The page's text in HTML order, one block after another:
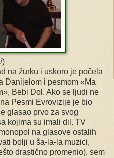
)
na žurku i uskoro je počela
Danijelom i pesmom «Ma
Bebi Dol. Ako se ljudi ne
Pesmi Evrovizije je bio
glasao prvo za svog
kojima su imali dil. TV
na glasove ostalih
bolji u ša-la-la muzici,
drastično promenio), sem